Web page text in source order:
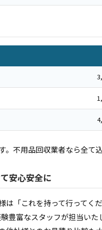
不用品回収業者なら全て
安心安全に
「これを持って行ってく
豊富なスタッフが担当いた